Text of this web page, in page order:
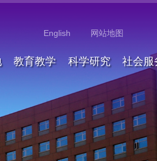
English 网站地图
教育教学 科学研究 社会服